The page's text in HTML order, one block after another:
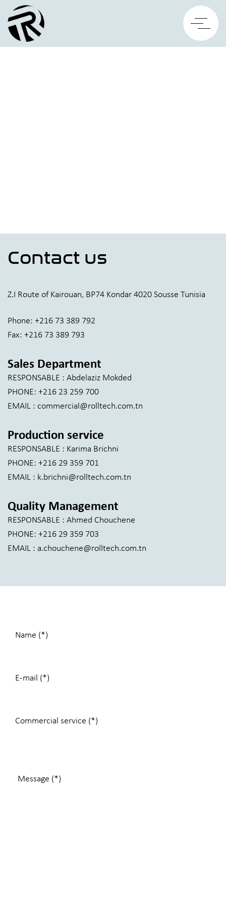
Contact us
Z.I Route of Kairouan, BP74 Kondar 4020 Sousse Tunisia
Phone: +216 73 389 792
Fax: +216 73 389 793
Sales Department
RESPONSABLE : Abdelaziz Mokded
PHONE: +216 23 259 700
EMAIL : commercial@rolltech.com.tn
Production service
RESPONSABLE : Karima Brichni
PHONE: +216 29 359 701
EMAIL : k.brichni@rolltech.com.tn
Quality Management
RESPONSABLE : Ahmed Chouchene
PHONE: +216 29 359 703
EMAIL : a.chouchene@rolltech.com.tn